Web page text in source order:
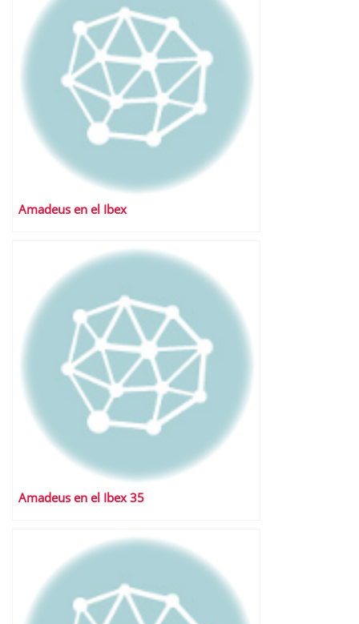
Amadeus en el Ibex
Amadeus en el Ibex 35